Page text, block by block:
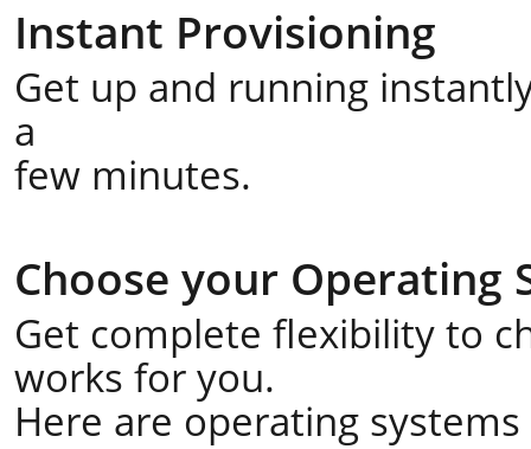
Instant Provisioning
Get up and running
a
few minutes.
Choose your Operating
Get complete flexibility to
works for you.
Here are operating